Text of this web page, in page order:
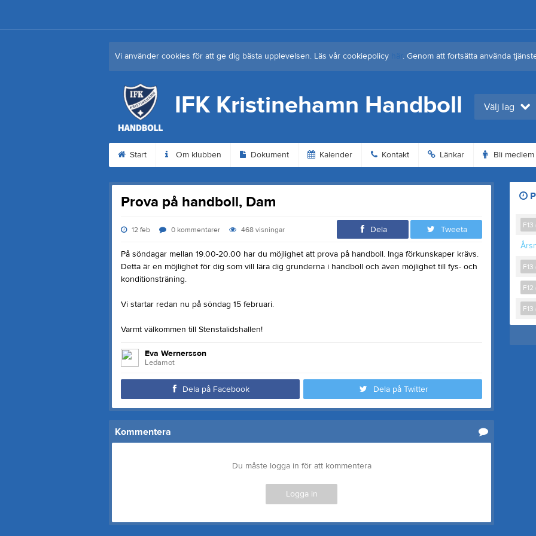
Vi använder cookies för att ge dig bästa upplevelsen. Läs vår cookiepolicy här. Genom att fortsätta använda
IFK Kristinehamn Handboll Välj lag
Start Om klubben Dokument Kalender Kontakt Länkar Bli medlem
Prova på handboll, Dam
12 feb 0 kommentarer 468visningar Dela Tweeta
På söndagar mellan 19.00-20.00 har du möjlighet att prova på handboll. Inga förkunskaper krävs.
Detta är en möjlighet för dig som vill lära dig grunderna i handboll och även möjlighet till fys- och
konditionsträning.
Vi startar redan nu på söndag 15 februari.
Varmt välkommen till Stenstalidshallen!
Eva Wernersson
Ledamot
Dela på Facebook Dela på Twitter
Kommentera
Du måste logga in för att kommentera
Logga in
F13
F13
F12
F13